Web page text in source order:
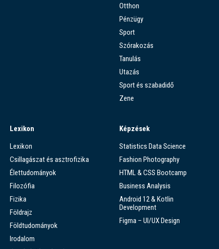
Otthon
Pénzügy
Sport
Szórakozás
Tanulás
Utazás
Sport és szabadidő
Zene
Lexikon
Lexikon
Csillagászat és asztrofizika
Élettudományok
Filozófia
Fizika
Földrajz
Földtudományok
Irodalom
Képzések
Statistics Data Science
Fashion Photography
HTML & CSS Bootcamp
Business Analysis
Android 12 & Kotlin
Development
Figma – UI/UX Design